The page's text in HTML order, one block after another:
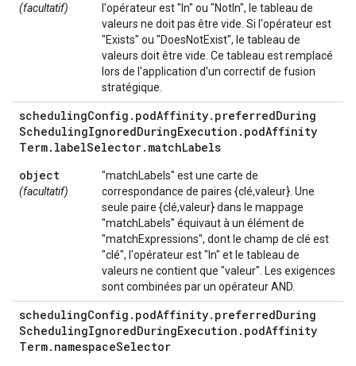
(facultatif)
l'opérateur est "In" ou "NotIn", le tableau de
valeurs ne doit pas être vide. Si l'opérateur est
"Exists" ou "DoesNotExist", le tableau de
valeurs doit être vide. Ce tableau est remplacé
lors de l'application d'un correctif de fusion
stratégique.
schedulingConfig . podAffinity. preferredDuring
SchedulingIgnoredDuringExecution . podAffinity
Term. labelSelector. matchLabels
object
(facultatif)
"matchLabels" est une carte de
correspondance de paires {clé,valeur}. Une
seule paire {clé,valeur} dans le mappage
"matchLabels" équivaut à un élément de
"matchExpressions", dont le champ de clé est
"clé", l'opérateur est "In" et le tableau de
valeurs ne contient que "valeur". Les exigences
sont combinées par un opérateur AND.
schedulingConfig . podAffinity. preferredDuring
SchedulingIgnoredDuringExecution . podAffinity
Term. namespaceSelector